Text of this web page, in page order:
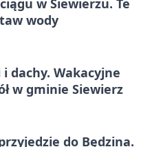
wody
i dachy. Wakacyjne
w gminie Siewierz
do Będzina.